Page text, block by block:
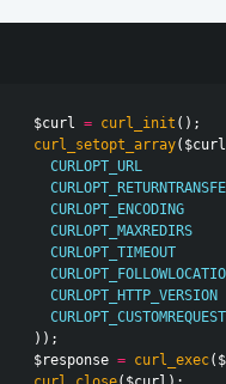
$curl = curl_init ();
curl_setopt_array( $curl
CURLOPT_URL
CURLOPT_ENCODING
CURLOPT_MAXREDIRS
CURLOPT_TIMEOUT
CURLOPT_HTTP_VERSION
CURLOPT_CUSTOMREQUEST
));
$response = curl_exec(